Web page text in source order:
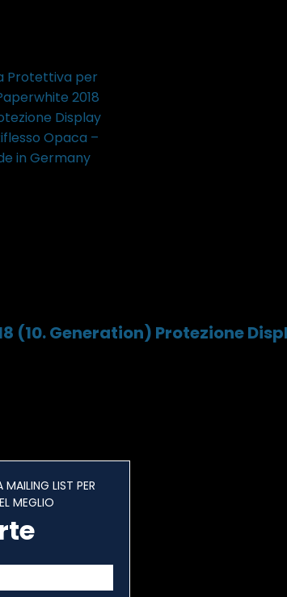
(10. Generation) Protezione
LIST PER
MEGLIO